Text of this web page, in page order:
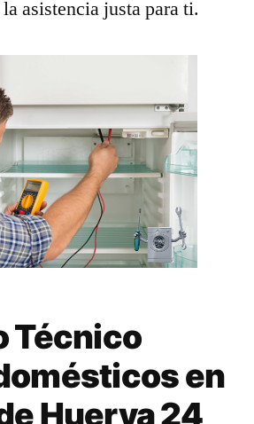
asistencia justa para ti.
Técnico
en
Huerva 24